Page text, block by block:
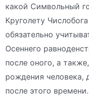
какой Символьный
Круголету
обязательно
Осеннего
после оного, а
рождения человека,
после этого времени.